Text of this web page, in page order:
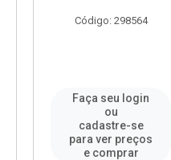
Código: 298564
Faça seu login
ou
cadastre-se
para ver preços
e comprar